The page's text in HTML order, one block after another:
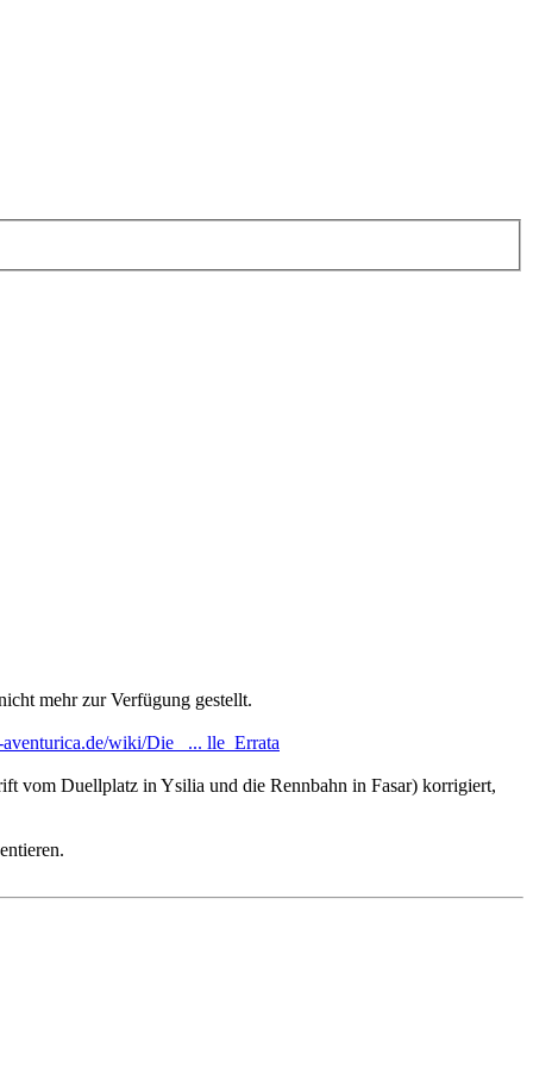
mehr zur Verfügung gestellt.
wiki/Die_ ... lle_Errata
vom Duellplatz in Ysilia und die Rennbahn in Fasar) korrigiert,